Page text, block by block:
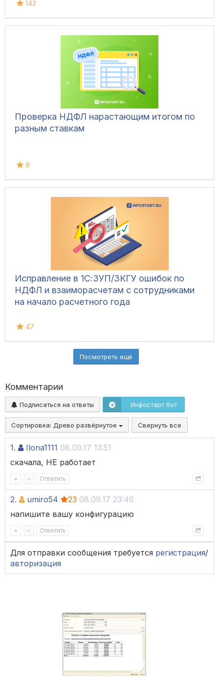
142
Проверка НДФЛ нарастающим итогом по
разным ставкам
9
Исправление в 1С:ЗУП/ЗКГУ ошибок по
НДФЛ и взаиморасчетам с сотрудниками
на начало расчетного года
47
Посмотреть ещё
Комментарии
Подписаться на ответы Инфостарт бот
Сортировка: Древо развёрнутое Свернуть все
1. Ilona1111 08.09.17 13:51
скачала, НЕ работает
+ – Ответить
2. umiro54 23 08.09.17 23:46
напишите вашу конфигурацию
+ – Ответить
Для отправки сообщения требуется регистрация/
авторизация